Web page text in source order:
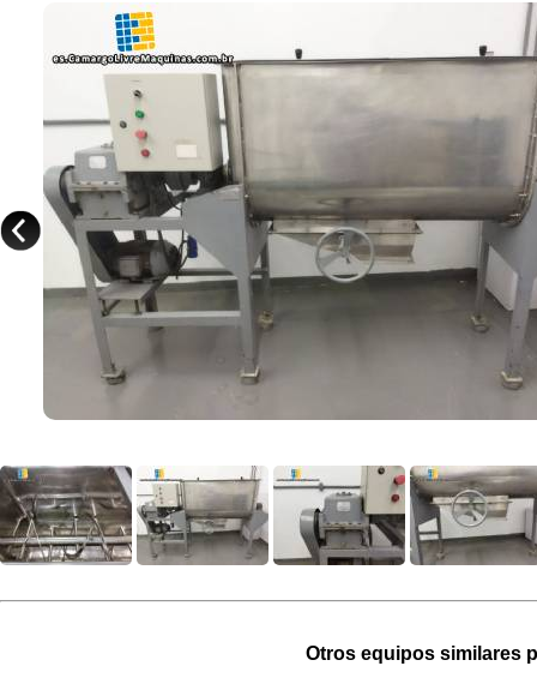
Otros equipos similares